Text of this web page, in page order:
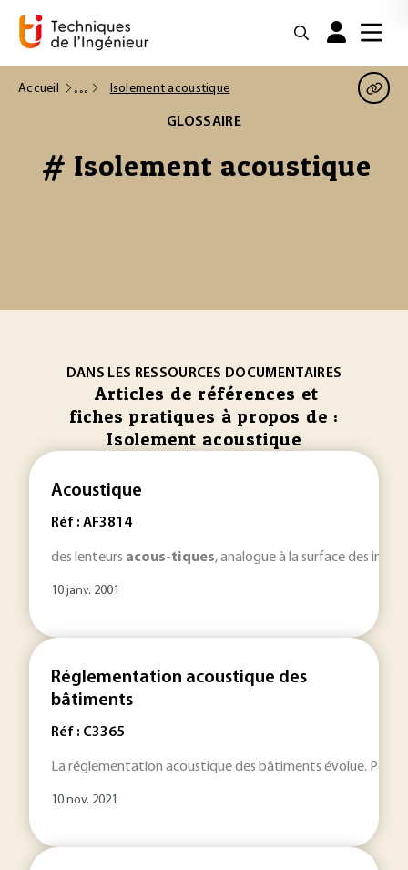
Accueil Isolement acoustique
GLOSSAIRE
# Isolement acoustique
DANS LES RESSOURCES DOCUMENTAIRES
Articles de références et
fiches pratiques à propos de :
Isolement acoustique
Acoustique
Réf : AF3814
des lenteurs acous-tiques, analogue à la surface des
10 janv. 2001
Réglementation acoustique des
bâtiments
Réf : C3365
La réglementation acoustique des bâtiments évolue. Pour
10 nov. 2021